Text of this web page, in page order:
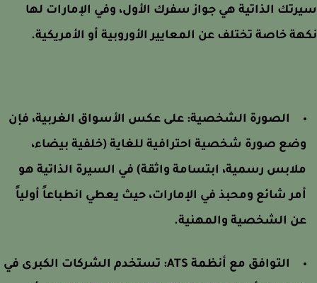
الذاتية هي جواز سفرك الأول، وفي الإمارات لها
خاصة تختلف عن المعايير الأوروبية أو الأمريكية.
الصورة الشخصية: على عكس الأسواق الغربية، فإن
صورة شخصية احترافية للغاية (خلفية بيضاء،
رسمية، ابتسامة واثقة) في السيرة الذاتية هو
شائع ومحبذ في الإمارات، حيث يعطي انطباعاً أولياً
الشخصية والمهنية.
التوافق مع أنظمة ATS: تستخدم الشركات الكبرى في